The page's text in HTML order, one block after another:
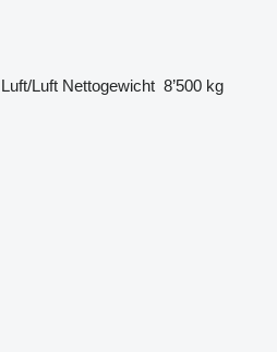
Luft/Luft Nettogewicht 8’500 kg